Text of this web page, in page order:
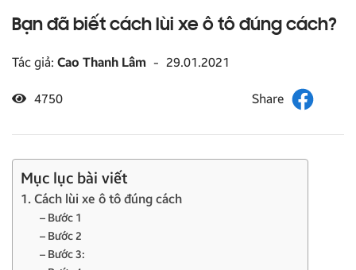
Bạn đã biết cách lùi xe ô tô đúng cách?
Tác giả: Cao Thanh Lâm - 29.01.2021
4750
Mục lục bài viết
1. Cách lùi xe ô tô đúng cách
– Bước 1
– Bước 2
– Bước 3: